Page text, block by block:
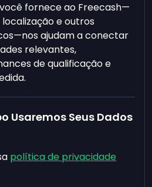
fornece ao Freecash—
e outros
ajudam a conectar
relevantes,
de qualificação e
Usaremos Seus Dados
política de privacidade